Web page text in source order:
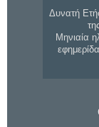
Δυνατή
Μηνιαία